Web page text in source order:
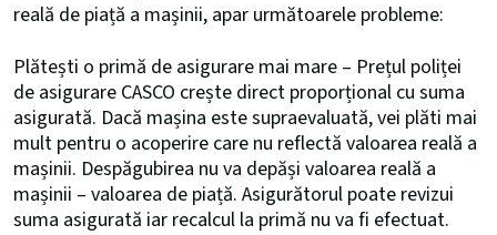
reală de piață a mașinii, apar următoarele probleme:
Plătești o primă de asigurare mai mare – Prețul poliței
de asigurare CASCO crește direct proporțional cu suma
asigurată. Dacă mașina este supraevaluată, vei plăti mai
mult pentru o acoperire care nu reflectă valoarea reală a
mașinii. Despăgubirea nu va depăși valoarea reală a
mașinii – valoarea de piață. Asigurătorul poate revizui
suma asigurată iar recalcul la primă nu va fi efectuat.